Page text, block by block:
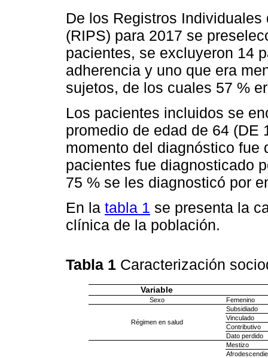
De los Registros
(RIPS) para 2017 se
pacientes, se excluyeron 14
adherencia y uno que era
sujetos, de los cuales 57 %
Los pacientes incluidos se
promedio de edad de 64 (DE
momento del diagnóstico fue
pacientes fue diagnosticado
75 % se les diagnosticó por
En la tabla 1 se presenta la
clínica de la población.
Tabla 1 Caracterización
Variable
Sexo Femenino
Régimen en salud
Subsidiado
Vinculado
Contributivo
Dato perdido
Mestizo